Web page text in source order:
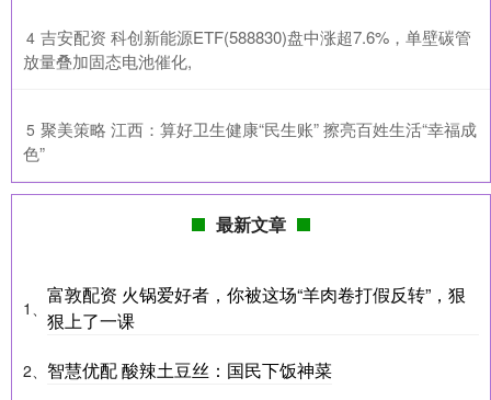
4 ​吉安配资 科创新能源ETF(588830)盘中涨超7.6%，单壁碳管
放量叠加固态电池催化,
5 ​聚美策略 江西：算好卫生健康“民生账” 擦亮百姓生活“幸福成
色”
最新文章
1、
富敦配资 火锅爱好者，你被这场“羊肉卷打假反转”，狠
狠上了一课
2、 智慧优配 酸辣土豆丝：国民下饭神菜